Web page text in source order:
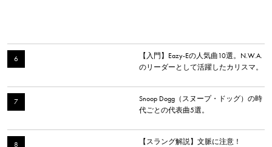
【入門】Eazy-Eの人気曲10選。N.W.A.
のリーダーとして活躍したカリスマ。
Snoop Dogg（スヌープ・ドッグ）の時
代ごとの代表曲5選。
【スラング解説】文脈に注意！